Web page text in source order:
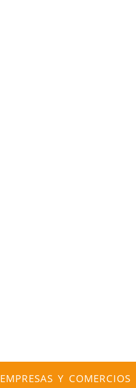
EMPRESAS Y COMERCIOS